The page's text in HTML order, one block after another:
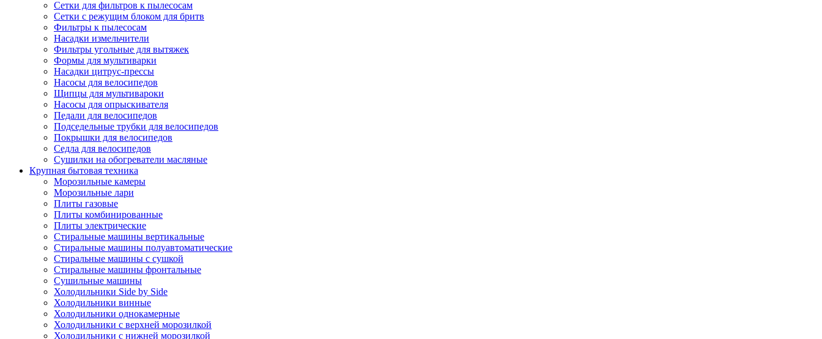
Сетки для фильтров к пылесосам
Сетки с режущим блоком для бритв
Фильтры к пылесосам
Насадки измельчители
Фильтры угольные для вытяжек
Формы для мультиварки
Насадки цитрус-прессы
Насосы для велосипедов
Щипцы для мультивароки
Насосы для опрыскивателя
Педали для велосипедов
Подседельные трубки для велосипедов
Покрышки для велосипедов
Седла для велосипедов
Сушилки на обогреватели масляные
Крупная бытовая техника
Морозильные камеры
Морозильные лари
Плиты газовые
Плиты комбинированные
Плиты электрические
Стиральные машины вертикальные
Стиральные машины полуавтоматические
Стиральные машины с сушкой
Стиральные машины фронтальные
Сушильные машины
Холодильники Side by Side
Холодильники винные
Холодильники однокамерные
Холодильники с верхней морозилкой
Холодильники с нижней морозилкой